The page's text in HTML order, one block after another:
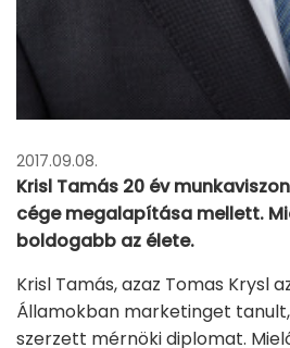
2017.09.08.
Krisl Tamás 20 év
cége megalapítása mellett.
boldogabb az élete.
Krisl Tamás, azaz Tomas Krysl
Államokban marketinget
szerzett mérnöki diplomat.